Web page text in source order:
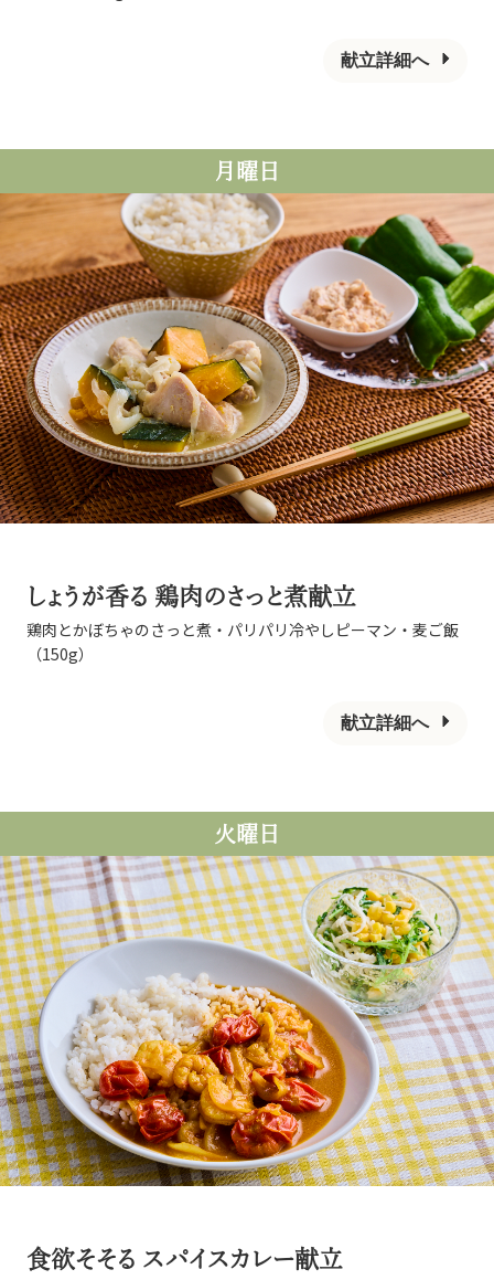
献立詳細へ
月曜日
しょうが香る 鶏肉のさっと煮献立
鶏肉とかぼちゃのさっと煮・パリパリ冷やしピーマン・麦ご飯
（150g）
献立詳細へ
火曜日
食欲そそる スパイスカレー献立